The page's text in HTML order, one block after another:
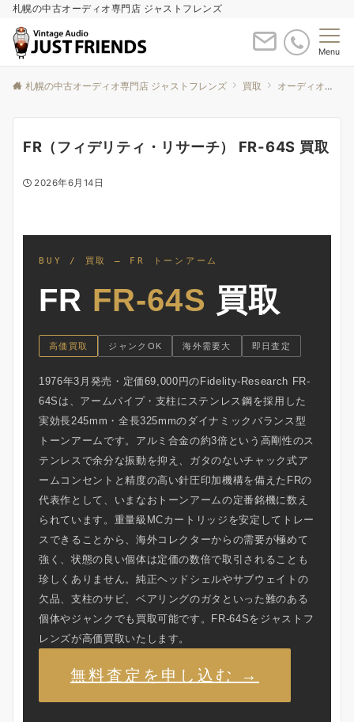
札幌の中古オーディオ専門店 ジャストフレンズ
Menu
札幌の中古オーディオ専門店 ジャストフレンズ 買取 オーディオ買取について
FR（フィデリティ・リサーチ） FR-64S 買取
2026年6月14日
BUY / 買取 — FR トーンアーム
FR FR-64S 買取
高価買取 ジャンクOK 海外需要大 即日査定
1976年3月発売・定価69,000円のFidelity-Research FR-
64Sは、アームパイプ・支柱にステンレス鋼を採用した
実効長245mm・全長325mmのダイナミックバランス型
トーンアームです。アルミ合金の約3倍という高剛性のス
テンレスで余分な振動を抑え、ガタのないチャック式ア
ームコンセントと精度の高い針圧印加機構を備えたFRの
代表作として、いまなおトーンアームの定番銘機に数え
られています。重量級MCカートリッジを安定してトレー
スできることから、海外コレクターからの需要が極めて
強く、状態の良い個体は定価の数倍で取引されることも
珍しくありません。純正ヘッドシェルやサブウェイトの
欠品、支柱のサビ、ベアリングのガタといった難のある
個体やジャンクでも買取可能です。FR-64Sをジャストフ
レンズが高価買取いたします。
無料査定を申し込む →